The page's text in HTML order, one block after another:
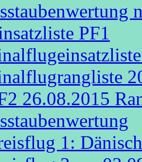
PF1
26.08.2015
1: